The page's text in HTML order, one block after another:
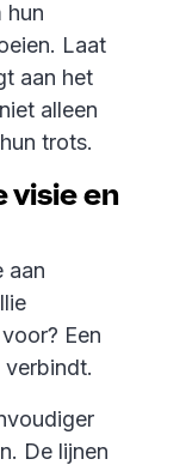
hun
Laat
aan het
alleen
trots.
visie en
aan
Een
verbindt.
De lijnen